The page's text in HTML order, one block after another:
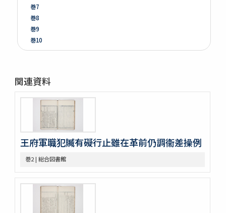
巻7
巻8
巻9
巻10
巻11
巻14
巻15
巻16
巻17
巻18
巻19
巻21
巻22
巻23
巻25
関連資料
王府軍職犯贓有礙行止雖在革前仍調衞差操例
巻2 | 総合図書館